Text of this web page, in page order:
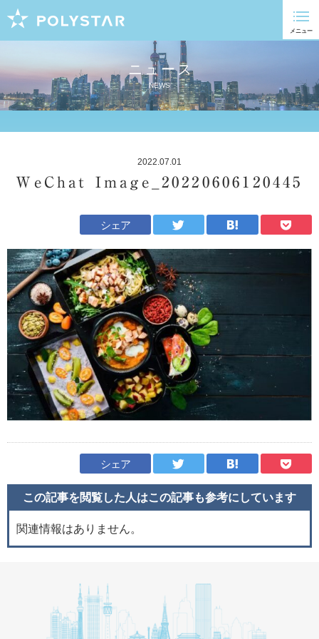
ニュース
NEWS
2022.07.01
WeChat Image_20220606120445
シェア
シェア
この記事を閲覧した人はこの記事も参考にしています
関連情報はありません。